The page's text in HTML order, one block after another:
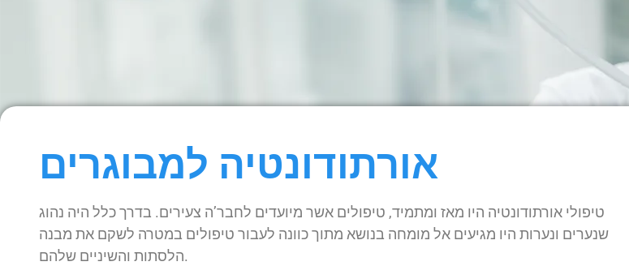
אורתודונטיה למבוגרים
טיפולי אורתודונטיה היו מאז ומתמיד, טיפולים אשר מיועדים לחבר’ה צעירים. בדרך כלל היה נהוג
שנערים ונערות היו מגיעים אל מומחה בנושא מתוך כוונה לעבור טיפולים במטרה לשקם את מבנה
הלסתות והשיניים שלהם.